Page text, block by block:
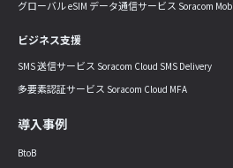
グローバル eSIM データ通信サービス Soracom
ビジネス支援
SMS 送信サービス Soracom Cloud SMS Delivery
多要素認証サービス Soracom Cloud MFA
導入事例
BtoB